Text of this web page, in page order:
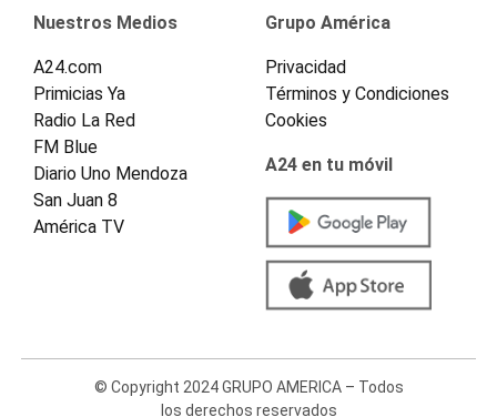
Nuestros Medios
A24.com
Primicias Ya
Radio La Red
FM Blue
Diario Uno Mendoza
San Juan 8
América TV
Grupo América
Privacidad
Términos y Condiciones
Cookies
A24 en tu móvil
© Copyright 2024 GRUPO AMERICA – Todos
los derechos reservados